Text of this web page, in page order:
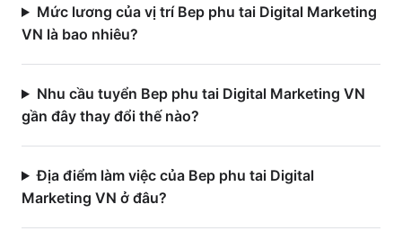
Mức lương của vị trí Bep phu tai Digital Marketing
VN là bao nhiêu?
Nhu cầu tuyển Bep phu tai Digital Marketing VN
gần đây thay đổi thế nào?
Địa điểm làm việc của Bep phu tai Digital
Marketing VN ở đâu?